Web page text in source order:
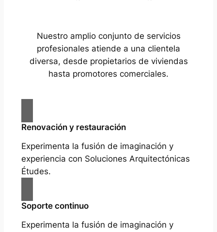
Nuestro amplio conjunto de servicios
profesionales atiende a una clientela
diversa, desde propietarios de viviendas
hasta promotores comerciales.
Renovación y restauración
Experimenta la fusión de imaginación y
experiencia con Soluciones Arquitectónicas
Études.
Soporte continuo
Experimenta la fusión de imaginación y